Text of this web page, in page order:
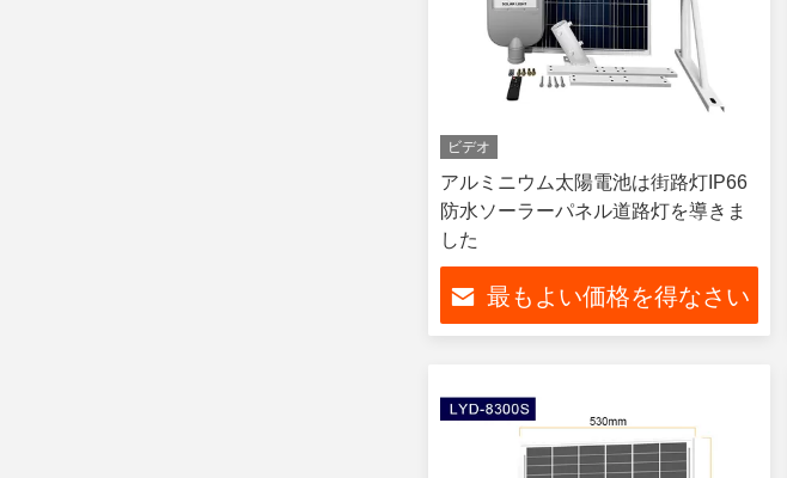
ビデオ
アルミニウム太陽電池は街路灯IP66
防水ソーラーパネル道路灯を導きま
した
最もよい価格を得なさい